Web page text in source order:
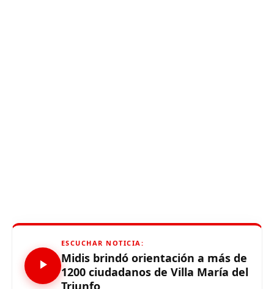
ESCUCHAR NOTICIA:
Midis brindó orientación a más de
1200 ciudadanos de Villa María del
Triunfo